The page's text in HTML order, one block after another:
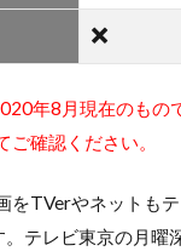
年8月現在のもの
確認ください。
をTVerやネットも
テレビ東京の月曜